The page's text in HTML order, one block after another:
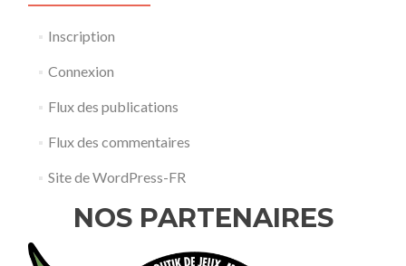
Inscription
Connexion
Flux des publications
Flux des commentaires
Site de WordPress-FR
NOS PARTENAIRES